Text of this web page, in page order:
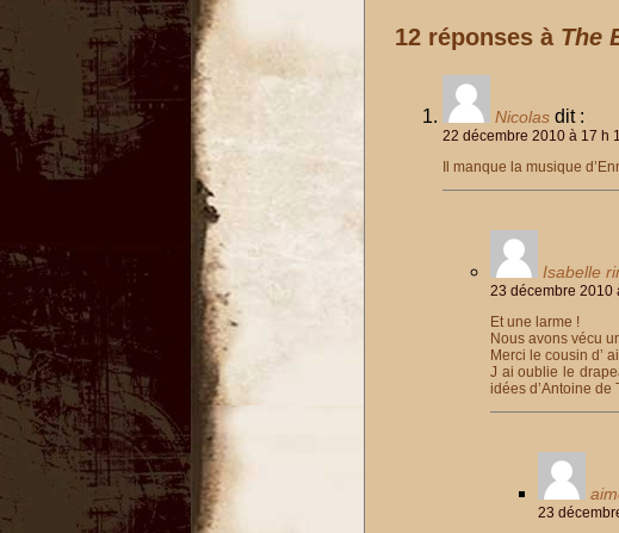
12 réponses à The
Nicolas dit :
22 décembre 2010 à 17 h
Il manque la musique
Isabelle
23 décembre 2010
Et une larme !
Nous avons vécu
Merci le cousin d’
J ai oublie le
idées d’Antoine de
23